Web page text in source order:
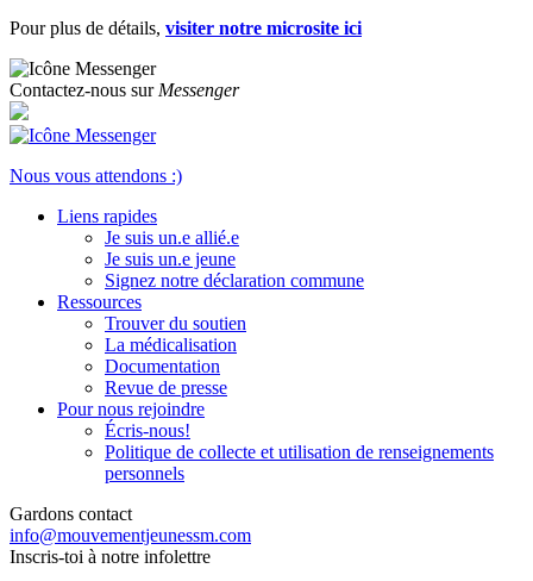
Pour plus de détails, visiter notre microsite ici
Contactez-nous sur Messenger
Nous vous attendons :)
Liens rapides
Je suis un.e allié.e
Je suis un.e jeune
Signez notre déclaration commune
Ressources
Trouver du soutien
La médicalisation
Documentation
Revue de presse
Pour nous rejoindre
Écris-nous!
Politique de collecte et utilisation de renseignements
personnels
Gardons contact
info@mouvementjeunessm.com
Inscris-toi à notre infolettre